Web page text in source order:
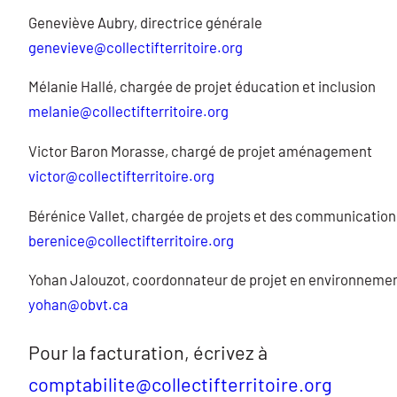
Geneviève Aubry, directrice générale
genevieve@collectifterritoire.org
Mélanie Hallé, chargée de projet éducation et inclusion
melanie@collectifterritoire.org
Victor Baron Morasse, chargé de projet aménagement
victor@collectifterritoire.org
Bérénice Vallet, chargée de projets et des
berenice@collectifterritoire.org
Yohan Jalouzot, coordonnateur de projet en
yohan@obvt.ca
Pour la facturation, écrivez à
comptabilite@collectifterritoire.org